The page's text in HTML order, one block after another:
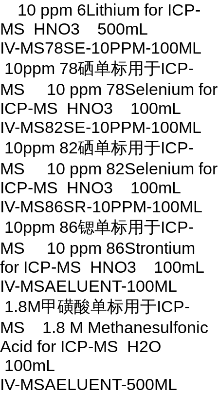
10 ppm 6Lithium for ICP-
MS HNO3 500mL
IV-MS78SE-10PPM-100ML
10ppm 78硒单标用于ICP-
MS 10 ppm 78Selenium for
ICP-MS HNO3 100mL
IV-MS82SE-10PPM-100ML
10ppm 82硒单标用于ICP-
MS 10 ppm 82Selenium for
ICP-MS HNO3 100mL
IV-MS86SR-10PPM-100ML
10ppm 86锶单标用于ICP-
MS 10 ppm 86Strontium
for ICP-MS HNO3 100mL
IV-MSAELUENT-100ML
1.8M甲磺酸单标用于ICP-
MS 1.8 M Methanesulfonic
Acid for ICP-MS H2O
100mL
IV-MSAELUENT-500ML